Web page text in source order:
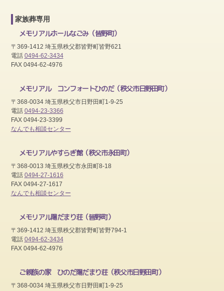
家族葬専用
メモリアルホールなごみ（皆野町）
〒369-1412 埼玉県秩父郡皆野町皆野621
電話 0494-62-3434
FAX 0494-62-4976
メモリアル コンフォートひのだ（秩父市日野田町）
〒368-0034 埼玉県秩父市日野田町1-9-25
電話 0494-23-3366
FAX 0494-23-3399
なんでも相談センター
メモリアルやすらぎ館（秩父市永田町）
〒368-0013 埼玉県秩父市永田町8-18
電話 0494-27-1616
FAX 0494-27-1617
なんでも相談センター
メモリアル陽だまり荘（皆野町）
〒369-1412 埼玉県秩父郡皆野町皆野794-1
電話 0494-62-3434
FAX 0494-62-4976
ご親族の家 ひのだ陽だまり荘（秩父市日野田町）
〒368-0034 埼玉県秩父市日野田町1-9-25